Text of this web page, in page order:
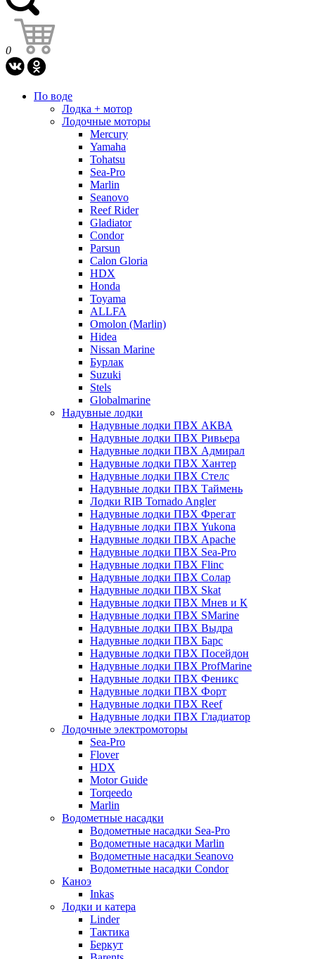
0
По воде
Лодка + мотор
Лодочные моторы
Mercury
Yamaha
Tohatsu
Sea-Pro
Marlin
Seanovo
Reef Rider
Gladiator
Condor
Parsun
Calon Gloria
HDX
Honda
Toyama
ALLFA
Omolon (Marlin)
Hidea
Nissan Marine
Бурлак
Suzuki
Stels
Globalmarine
Надувные лодки
Надувные лодки ПВХ АКВА
Надувные лодки ПВХ Ривьера
Надувные лодки ПВХ Адмирал
Надувные лодки ПВХ Хантер
Надувные лодки ПВХ Стелс
Надувные лодки ПВХ Таймень
Лодки RIB Tornado Angler
Надувные лодки ПВХ Фрегат
Надувные лодки ПВХ Yukona
Надувные лодки ПВХ Apache
Надувные лодки ПВХ Sea-Pro
Надувные лодки ПВХ Flinc
Надувные лодки ПВХ Солар
Надувные лодки ПВХ Skat
Надувные лодки ПВХ Мнев и К
Надувные лодки ПВХ SMarine
Надувные лодки ПВХ Выдра
Надувные лодки ПВХ Барс
Надувные лодки ПВХ Посейдон
Надувные лодки ПВХ ProfMarine
Надувные лодки ПВХ Феникс
Надувные лодки ПВХ Форт
Надувные лодки ПВХ Reef
Надувные лодки ПВХ Гладиатор
Лодочные электромоторы
Sea-Pro
Flover
HDX
Motor Guide
Torqeedo
Marlin
Водометные насадки
Водометные насадки Sea-Pro
Водометные насадки Marlin
Водометные насадки Seanovo
Водометные насадки Condor
Каноэ
Inkas
Лодки и катера
Linder
Тактика
Беркут